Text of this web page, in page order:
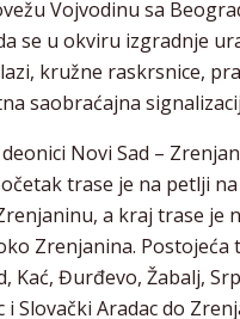
Vojvodinu sa
se u okviru izgradnje
kružne raskrsnice,
saobraćajna
Novi Sad –
trase je na petlji
a kraj trase je
Zrenjanina. Postojeća
Kać, Đurđevo, Žabalj,
i Slovački Aradac do